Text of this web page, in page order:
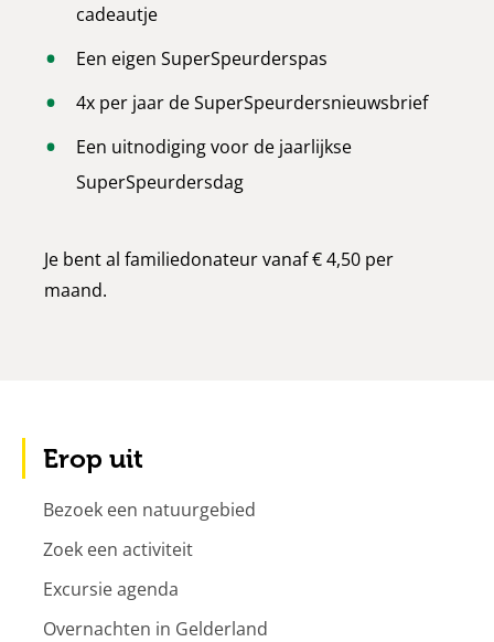
cadeautje
Een eigen SuperSpeurderspas
4x per jaar de SuperSpeurdersnieuwsbrief
Een uitnodiging voor de jaarlijkse
SuperSpeurdersdag
Je bent al familiedonateur vanaf € 4,50 per
maand.
Erop uit
Bezoek een natuurgebied
Zoek een activiteit
Excursie agenda
Overnachten in Gelderland